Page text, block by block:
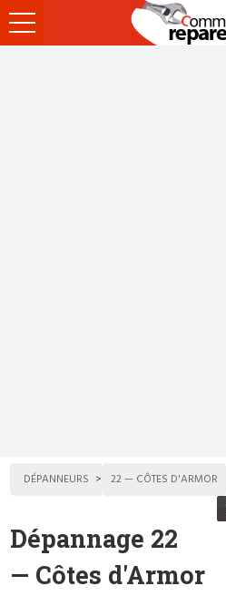
Ouvrir
le
DÉPANNEURS
22 — CÔTES D'ARMOR
Dépannage 22
— Côtes d'Armor